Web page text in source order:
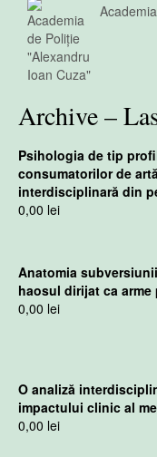
Archive –
Psihologia de tip
consumatorilor de
interdisciplinară din
0,00 lei
Anatomia
haosul dirijat ca
0,00 lei
O analiză
impactului clinic al
0,00 lei